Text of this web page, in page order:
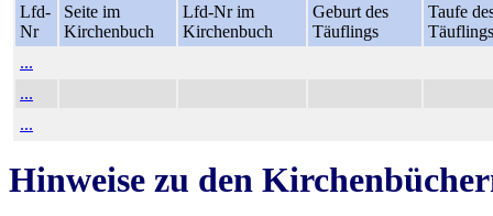
Lfd-
Nr
Seite im
Kirchenbuch
Lfd-Nr im
Kirchenbuch
Geburt des
Täuflings
Taufe
Täuflings
...
...
...
Hinweise zu den